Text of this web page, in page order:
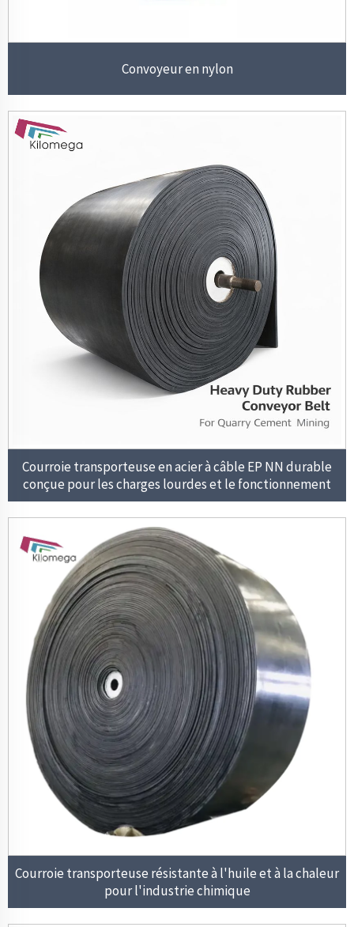
Convoyeur en nylon
Courroie transporteuse en acier à câble EP NN durable
conçue pour les charges lourdes et le fonctionnement
continu
Courroie transporteuse résistante à l'huile et à la chaleur
pour l'industrie chimique